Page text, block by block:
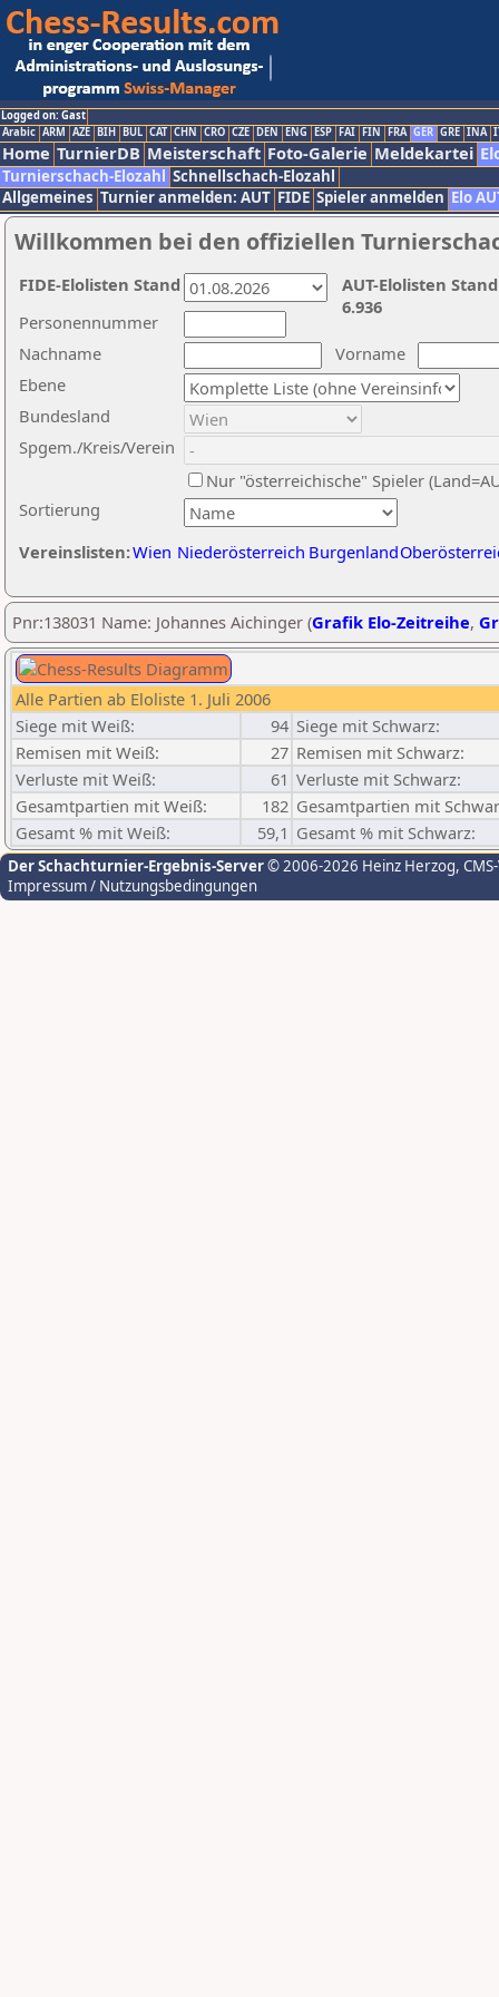
Logged on: Gast
Arabic ARM AZE BIH BUL CAT CHN CRO CZE DEN ENG ESP FAI FIN FRA GER GRE INA
Home TurnierDB Meisterschaft Foto-Galerie Meldekartei
Turnierschach-Elozahl Schnellschach-Elozahl
Allgemeines Turnier anmelden: AUT FIDE Spieler anmelden Elo
Willkommen bei den offiziellen
Nachname
Vorname
Ebene
Sortierung
Personennummer
Bundesland
Spgem./Kreis/Verein
Nur "österreichische" Spieler
Vereinslisten:Wien Niederösterreich Burgenland
AUT-Elolisten
6.936
FIDE-Elolisten Stand
Pnr:138031 Name: Johannes Aichinger (Grafik Elo-Zeitreihe,
Alle Partien ab Eloliste 1. Juli 2006
Siege mit Weiß:
94 Siege mit Schwarz:
Remisen mit Weiß:
27 Remisen mit Schwarz:
Verluste mit Weiß:
61 Verluste mit Schwarz:
Gesamtpartien mit Weiß:
182 Gesamtpartien mit
Gesamt % mit Weiß:
59,1 Gesamt % mit Schwarz:
Der Schachturnier-Ergebnis-Server© 2006-2026 Heinz Herzog,
Impressum / Nutzungsbedingungen